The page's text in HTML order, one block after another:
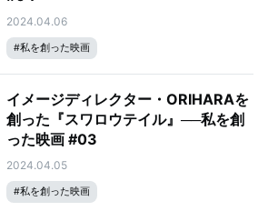
2024.04.06
#私を創った映画
イメージディレクター・ORIHARAを
創った『スワロウテイル』──私を創
った映画 #03
2024.04.05
#私を創った映画